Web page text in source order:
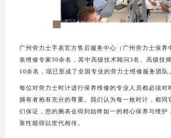
广州劳力士手表官方售后服务中心（广州劳力士保养
表维修专家30余名，其中高级技术顾问3名、高级技
10余名，现已形成了全国专业的劳力士维修服务团队
每位对劳力士时计进行保养维修的专业人员都必须对
拥有者抱有充分的尊重。我们认为每一枚时计，都同
们保证，您的腕表会得到始终如一的精心保养与维护
靠性能得以世代相传。